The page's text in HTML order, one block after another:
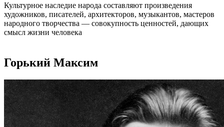
Культурное наследие народа составляют произведения
художников, писателей, архитекторов, музыкантов, мастеров
народного творчества ― совокупность ценностей, дающих
смысл жизни человека
Горький Максим